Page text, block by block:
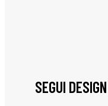
SEGUI